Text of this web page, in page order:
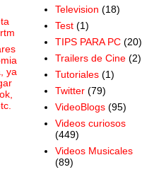
ya
Television (18)
Test (1)
TIPS PARA PC (20)
Trailers de Cine (2)
Tutoriales (1)
Twitter (79)
VideoBlogs (95)
Videos curiosos
(449)
Videos Musicales
(89)